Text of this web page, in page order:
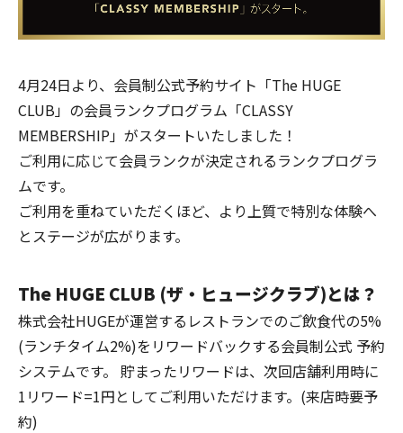
4月24日より、会員制公式予約サイト「The HUGE
CLUB」の会員ランクプログラム「CLASSY
MEMBERSHIP」がスタートいたしました！
ご利用に応じて会員ランクが決定されるランクプログラ
ムです。
ご利用を重ねていただくほど、より上質で特別な体験へ
とステージが広がります。
The HUGE CLUB (ザ・ヒュージクラブ)とは？
株式会社HUGEが運営するレストランでのご飲食代の5%
(ランチタイム2%)をリワードバックする会員制公式 予約
システムです。 貯まったリワードは、次回店舗利用時に
1リワード=1円としてご利用いただけます。(来店時要予
約)